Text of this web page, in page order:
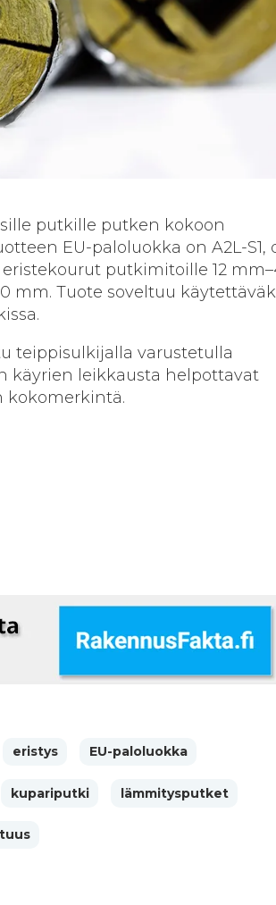
putkille putken kokoon
EU-paloluokka on A2L-S1,
putkimitoille 12
mm. Tuote soveltuu
teippisulkijalla varustetulla
käyrien leikkausta helpottavat
kokomerkintä.
eristys EU-paloluokka
kupariputki lämmitysputket